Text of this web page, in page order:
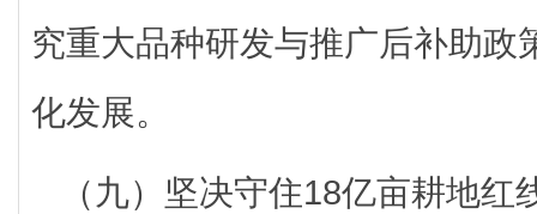
究重大品种研发与推广后补助政
化发展。
（九）坚决守住18亿亩耕地